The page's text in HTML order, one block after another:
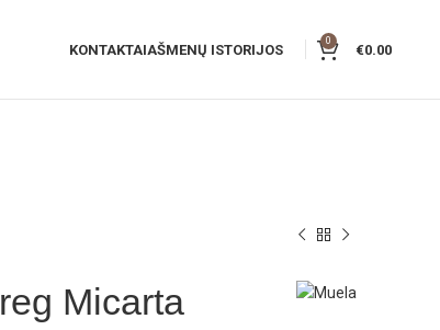
KONTAKTAIAŠMENŲ ISTORIJOS
0
€0.00
Micarta